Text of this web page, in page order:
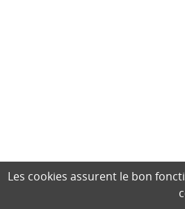
Les cookies assurent le bon